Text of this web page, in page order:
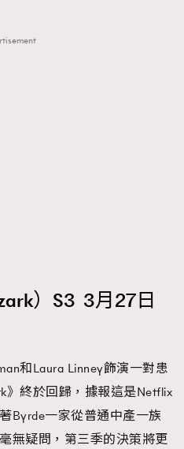
）S3 3月27日
和Laura Linney飾演一對患
》終於回歸，據報這是Netflix
Byrde一家從普通中產一族
無疑問，第三季的決策將更